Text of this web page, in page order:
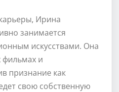
Ирина
занимается
искусствами. Она
фильмах и
признание как
свою собственную